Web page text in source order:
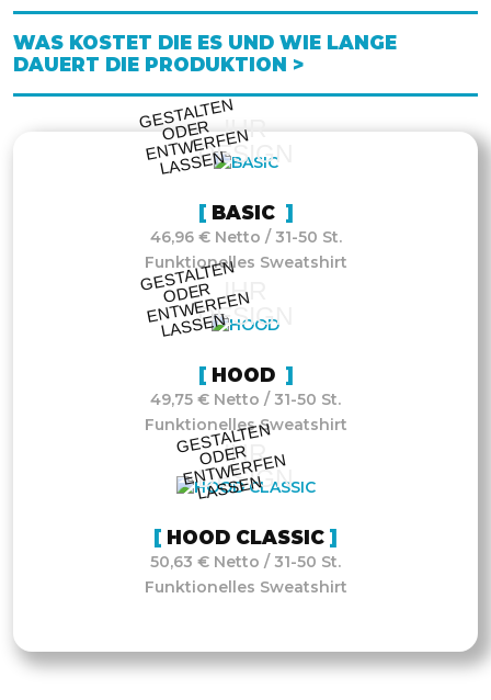
WAS KOSTET DIE ES UND WIE LANGE
DAUERT DIE PRODUKTION >
IHR
DESIGN
GESTALTE
N
O
DE
R
E
NT
WE
RFE
N
LASSE
N
BASIC
46,96 € Netto / 31-50 St.
Funktionelles Sweatshirt
IHR
DESIGN
GESTALTE
N
O
DE
R
E
NT
WE
RFE
N
LASSE
N
HOOD
49,75 € Netto / 31-50 St.
Funktionelles Sweatshirt
IHR
DESIGN
GESTALTE
N
O
DE
R
E
NT
WE
RFE
N
LASSE
N
HOOD CLASSIC
50,63 € Netto / 31-50 St.
Funktionelles Sweatshirt